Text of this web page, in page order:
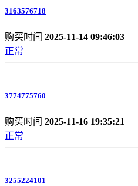
3163576718
购买时间 2025-11-14 09:46:03
正常
3774775760
购买时间 2025-11-16 19:35:21
正常
3255224101